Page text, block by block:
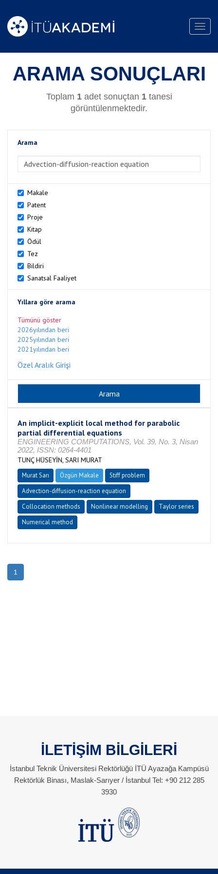
ARAMA SONUÇLARI
Toplam 1adet sonuçtan 1tanesi
görüntülenmektedir.
Arama
>Arama
Makale
Patent
Proje
Kitap
Ödül
Tez
Bildiri
Sanatsal Faaliyet
Yıllara göre arama
Tümünü göster
2026yılından beri
2025yılından beri
2021yılından beri
Özel Aralık Girişi
An implicit-explicit local method for parabolic
partial differential equations
ENGINEERING COMPUTATIONS, Vol. 39, No. 3, Nisan
2022, ISSN: 0264-4401
TUNÇ HÜSEYİN, SARI MURAT
Murat Sarı Özgün Makale
Stiff problem
Advection-diffusion-reaction equation
Collocation methods
Nonlinear modelling
Taylor series
Numerical method
1
İLETİŞİM BİLGİLERİ
İstanbul Teknik Üniversitesi Rektörlüğü İTÜ Ayazağa Kampüsü
Rektörlük Binası, Maslak-Sarıyer / İstanbul Tel: +90 212 285
3930